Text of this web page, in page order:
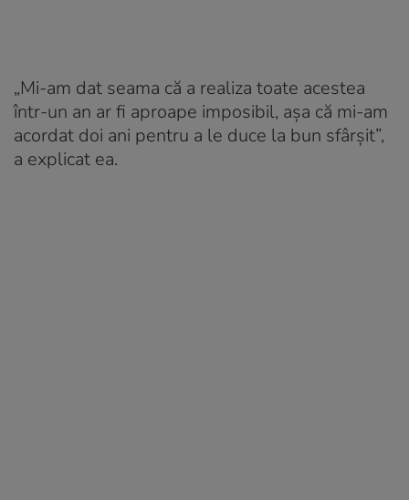
„Mi-am dat seama că a realiza toate acestea
într-un an ar fi aproape imposibil, așa că mi-am
acordat doi ani pentru a le duce la bun sfârșit”,
a explicat ea.